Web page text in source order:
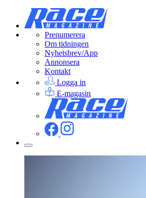
Prenumerera
Om tidningen
Nyhetsbrev/App
Annonsera
Kontakt
Logga in
E-magasin